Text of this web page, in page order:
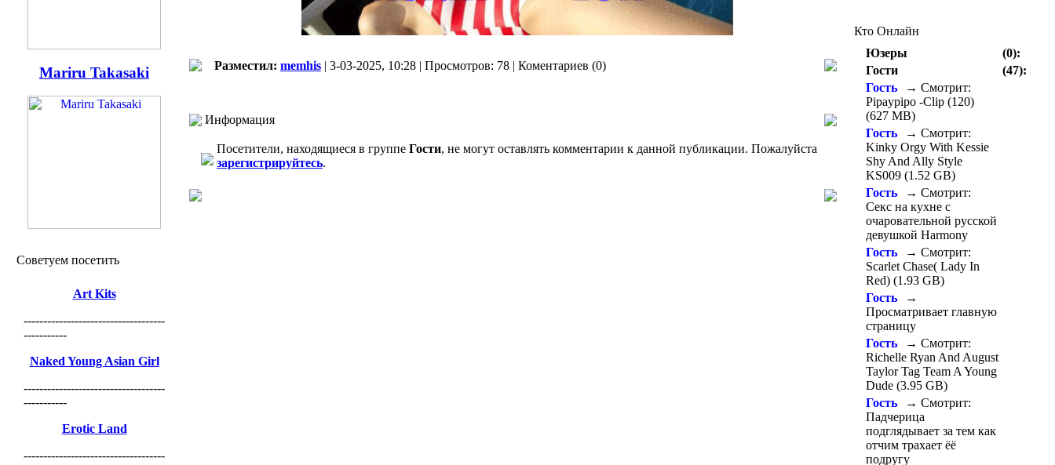
Mariru Takasaki
Советуем посетить
Art Kits
------------------------------------
-----------
Naked Young Asian Girl
------------------------------------
-----------
Erotic Land
------------------------------------
Разместил: memhis | 3-03-2025, 10:28 | Просмотров: 78 | Коментариев (0)
Информация
Посетители, находящиеся в группе Гости, не могут оставлять комментарии к данной публикации. Пожалуйста
зарегистрируйтесь.
Кто Онлайн
Юзеры
(0):
Гости
(47):
Гость
→ Смотрит:
Pipaypipo -Clip (120)
(627 MB)
Гость
→ Смотрит:
Kinky Orgy With Kessie
Shy And Ally Style
KS009 (1.52 GB)
Гость
→ Смотрит:
Секс на кухне с
очаровательной русской
девушкой Harmony
Гость
→ Смотрит:
Scarlet Chase( Lady In
Red) (1.93 GB)
Гость
→
Просматривает главную
страницу
Гость
→ Смотрит:
Richelle Ryan And August
Taylor Tag Team A Young
Dude (3.95 GB)
Гость
→ Смотрит:
Падчерица
подглядывает за тем как
отчим трахает ёё
подругу